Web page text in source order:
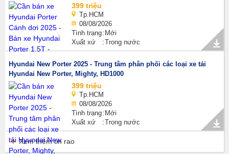
399 triệu
Tp.HCM
08/08/2026
Tình trạng Mới
Xuất xứ
Trong nước
Hyundai New Porter 2025 - Trung tâm phân phối các loại xe tải
Hyundai New Porter, Mighty, HD1000
399 triệu
Tp.HCM
08/08/2026
Tình trạng Mới
Xuất xứ
Trong nước
Xem thêm tin rao